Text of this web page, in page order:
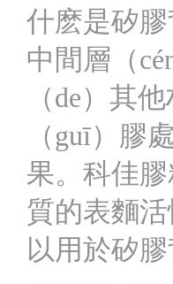
什麽是矽
中間層（
（de）其
（guī）膠
果。科佳
質的表麵
以用於矽